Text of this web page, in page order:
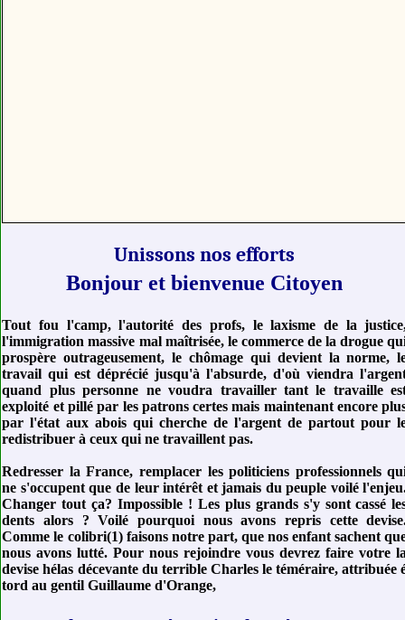
Unissons nos efforts
Bonjour et bienvenue Citoyen
Tout fou l'camp, l'autorité des profs, le laxisme de la
l'immigration massive mal maîtrisée, le commerce de la drogue
prospère outrageusement, le chômage qui devient la norme,
travail qui est déprécié jusqu'à l'absurde, d'où viendra
quand plus personne ne voudra travailler tant le travaille
exploité et pillé par les patrons certes mais maintenant encore
par l'état aux abois qui cherche de l'argent de partout pour
redistribuer à ceux qui ne travaillent pas.
Redresser la France, remplacer les politiciens professionnels
ne s'occupent que de leur intérêt et jamais du peuple voilé
Changer tout ça? Impossible ! Les plus grands s'y sont cassé
dents alors ? Voilé pourquoi nous avons repris cette
Comme le colibri(1) faisonsnotre part, que nos enfant sachent
nous avons lutté. Pour nous rejoindre vous devrez faire votre
devise hélas décevante du terrible Charles le téméraire, attribuée
tord au gentil Guillaume d'Orange,